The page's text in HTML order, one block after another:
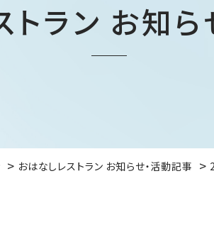
トラン お知
おはなしレストラン お知らせ・活動記事